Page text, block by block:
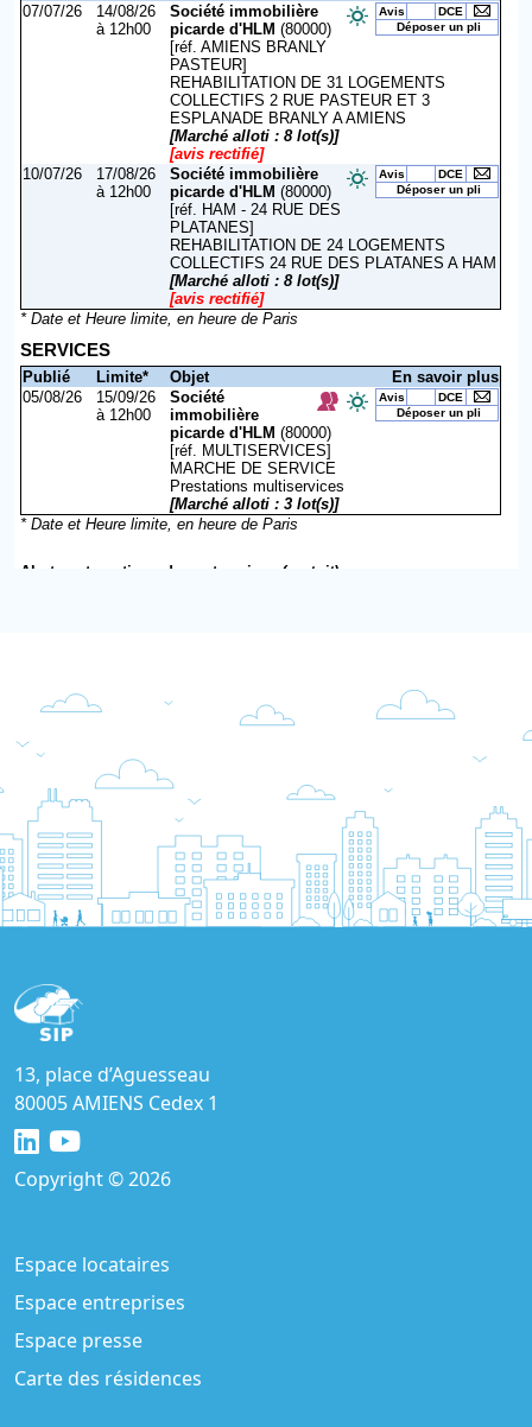
13, place d’Aguesseau
80005 AMIENS Cedex 1
Copyright © 2026
Espace locataires
Espace entreprises
Espace presse
Carte des résidences